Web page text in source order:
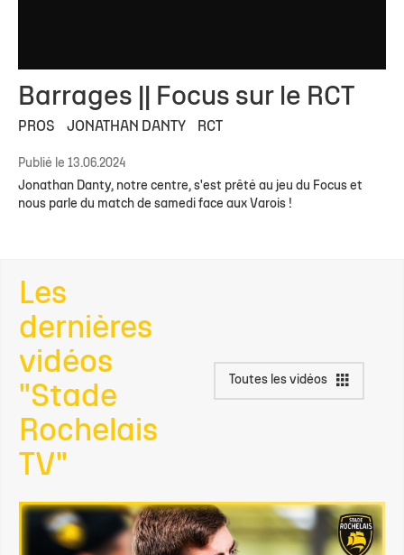
Barrages || Focus sur le RCT
PROS JONATHAN DANTY RCT
Publié le 13.06.2024
Jonathan Danty, notre centre, s'est prêté au jeu du Focus et
nous parle du match de samedi face aux Varois !
Les
dernières
vidéos
"Stade
Rochelais
TV"
Toutes les vidéos